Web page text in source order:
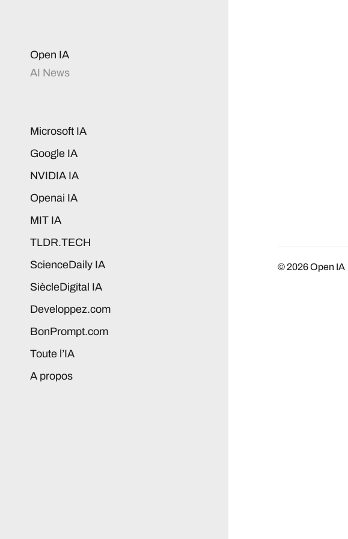
Open IA
AI News
Microsoft IA
Google IA
NVIDIA IA
Openai IA
MIT IA
TLDR.TECH
ScienceDaily IA
SiècleDigital IA
Developpez.com
BonPrompt.com
Toute l’IA
A propos
© 2026Open IA